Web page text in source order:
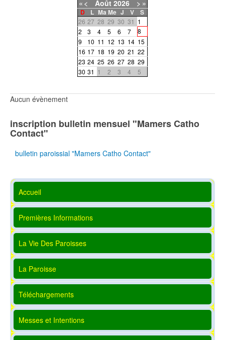
« < Août 2026 > »
D L Ma Me J V S
26 27 28 29 30 31 1
2
3 4 5 6 7
8
9
10 11 12 13 14 15
16 17 18 19 20 21 22
23 24 25 26 27 28 29
30 31 1 2 3 4 5
Aucun évènement
inscription bulletin mensuel "Mamers Catho
Contact"
bulletin paroissial "Mamers Catho Contact"
Accueil
Premières Informations
La Vie Des Paroisses
La Paroisse
Téléchargements
Messes et Intentions